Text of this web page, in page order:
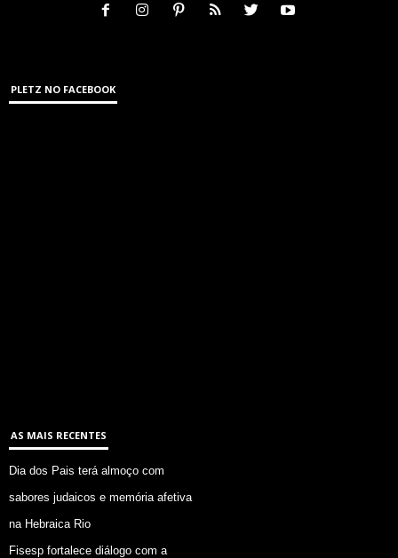
PLETZ NO FACEBOOK
AS MAIS RECENTES
Dia dos Pais terá almoço com
sabores judaicos e memória afetiva
na Hebraica Rio
Fisesp fortalece diálogo com a